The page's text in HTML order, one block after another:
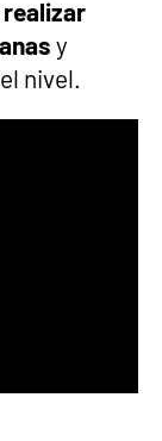
realizar
y
nivel.